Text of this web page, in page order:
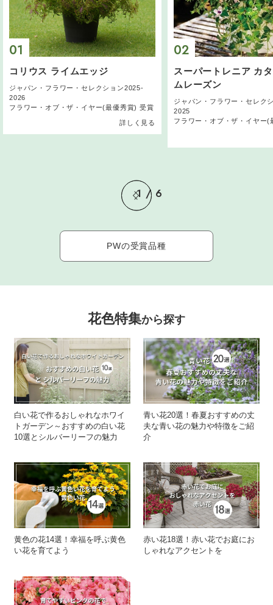
コリウス ライムエッジ
ジャパン・フラワー・セレクション2025-
2026
フラワー・オブ・ザ・イヤー(最優秀賞) 受賞
詳しく見る
スーパートレニア カ
ムレーズン
ジャパン・フラワー・セレク
2025
フラワー・オブ・ザ・イヤー(
1 / 6
PWの受賞品種
花色特集から探す
白い花で作るおしゃれなホワイ
トガーデン～おすすめの白い花
10選とシルバーリーフの魅力
青い花20選！春夏おすすめの丈
夫な青い花の魅力や特徴をご紹
介
黄色の花14選！幸福を呼ぶ黄色
い花を育てよう
赤い花18選！赤い花でお庭にお
しゃれなアクセントを